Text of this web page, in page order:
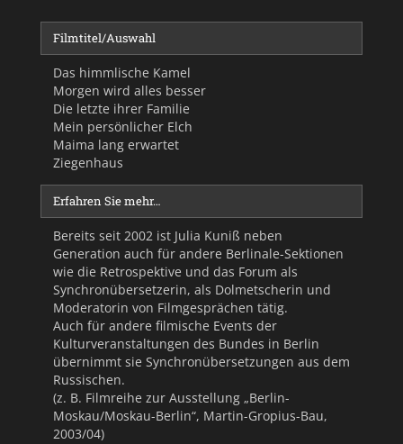
Filmtitel/Auswahl
Das himmlische Kamel
Morgen wird alles besser
Die letzte ihrer Familie
Mein persönlicher Elch
Maima lang erwartet
Ziegenhaus
Erfahren Sie mehr…
Bereits seit 2002 ist Julia Kuniß neben
Generation auch für andere Berlinale-Sektionen
wie die Retrospektive und das Forum als
Synchronübersetzerin, als Dolmetscherin und
Moderatorin von Filmgesprächen tätig.
Auch für andere filmische Events der
Kulturveranstaltungen des Bundes in Berlin
übernimmt sie Synchronübersetzungen aus dem
Russischen.
(z. B. Filmreihe zur Ausstellung „Berlin-
Moskau/Moskau-Berlin“, Martin-Gropius-Bau,
2003/04)